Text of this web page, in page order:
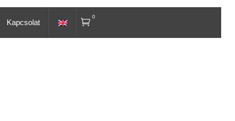
Kapcsolat
0